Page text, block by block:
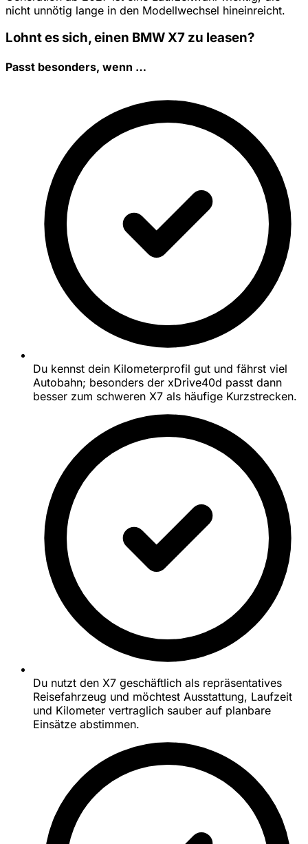
nicht unnötig lange in den Modellwechsel hineinreicht.
Lohnt es sich, einen BMW X7 zu leasen?
Passt besonders, wenn …
Du kennst dein Kilometerprofil gut und fährst viel
Autobahn; besonders der xDrive40d passt dann
besser zum schweren X7 als häufige Kurzstrecken.
Du nutzt den X7 geschäftlich als repräsentatives
Reisefahrzeug und möchtest Ausstattung, Laufzeit
und Kilometer vertraglich sauber auf planbare
Einsätze abstimmen.